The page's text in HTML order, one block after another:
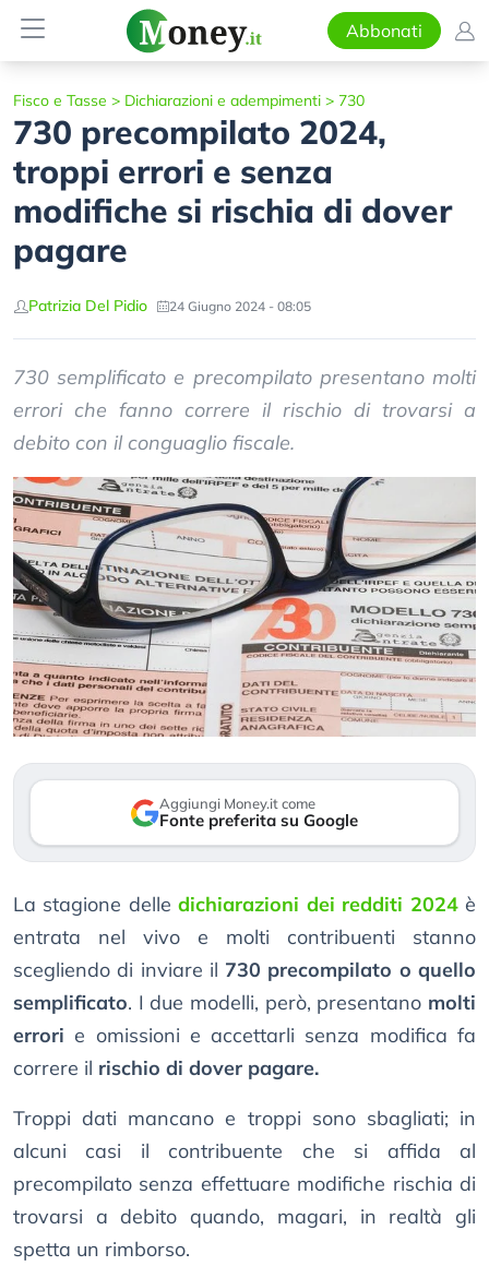
Abbonati
Fisco e Tasse > Dichiarazioni e adempimenti > 730
730 precompilato 2024,
troppi errori e senza
modifiche si rischia di dover
pagare
Patrizia Del Pidio 24 Giugno 2024 - 08:05
730 semplificato e precompilato presentano molti
errori che fanno correre il rischio di trovarsi a
debito con il conguaglio fiscale.
Aggiungi Money.it come
Fonte preferita su Google
La stagione delledichiarazioni dei redditi 2024è
entrata nel vivo e molti contribuenti stanno
scegliendo di inviare il 730 precompilato o quello
semplificato. I due modelli, però, presentano molti
errori e omissioni e accettarli senza modifica fa
correre il rischio di dover pagare.
Troppi dati mancano e troppi sono sbagliati; in
alcuni casi il contribuente che si affida al
precompilato senza effettuare modifiche rischia di
trovarsi a debito quando, magari, in realtà gli
spetta un rimborso.